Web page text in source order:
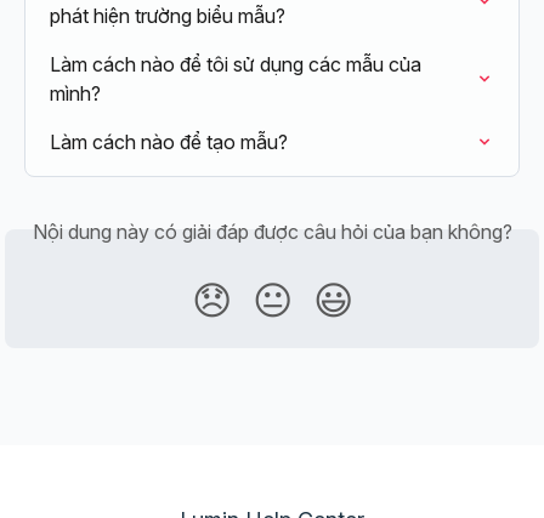
phát hiện trường biểu mẫu?
Làm cách nào để tôi sử dụng các mẫu của
mình?
Làm cách nào để tạo mẫu?
Nội dung này có giải đáp được câu hỏi của bạn không?
😞 😐 😃